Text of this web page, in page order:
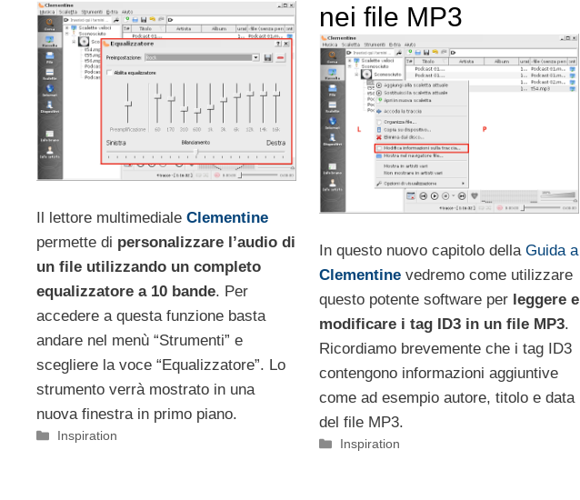
Il lettore multimediale Clementine
permette di personalizzare l’audio di
un file utilizzando un completo
equalizzatore a 10 bande. Per
accedere a questa funzione basta
andare nel menù “Strumenti” e
scegliere la voce “Equalizzatore”. Lo
strumento verrà mostrato in una
nuova finestra in primo piano.
Categorie
Inspiration
nei file MP3
In questo nuovo capitolo della Guida a
Clementinevedremo come utilizzare
questo potente software per leggere e
modificare i tag ID3 in un file MP3.
Ricordiamo brevemente che i tag ID3
contengono informazioni aggiuntive
come ad esempio autore, titolo e data
del file MP3.
Categorie
Inspiration